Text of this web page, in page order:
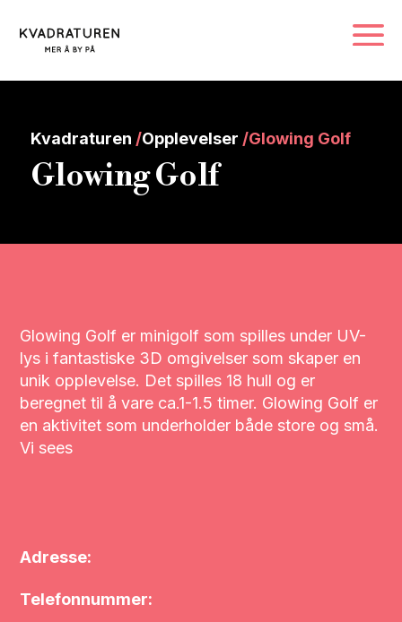
Kvadraturen /Opplevelser /Glowing Golf
Glowing Golf
Glowing Golf er minigolf som spilles under UV-
lys i fantastiske 3D omgivelser som skaper en
unik opplevelse. Det spilles 18 hull og er
beregnet til å vare ca.1-1.5 timer. Glowing Golf er
en aktivitet som underholder både store og små.
Vi sees
Adresse:
Telefonnummer: